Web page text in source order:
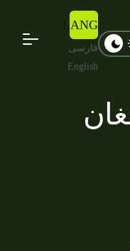
LANG
فارسی
English